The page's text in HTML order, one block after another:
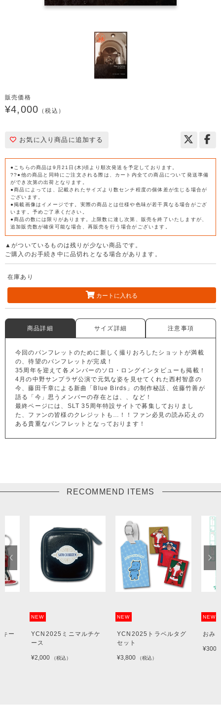
販売価格
¥4,000 （税込）
お気に入り商品に追加する
●こちらの商品は9月21日(木)頃より順次発送を予定しております。
??●他の商品と同時にご注文される際は、カート内全ての商品について発送準備
ができ次第の出荷となります。
●商品によっては、記載されたサイズより数センチ程度の個体差が生じる場合が
ございます。
●掲載画像はイメージです。実際の商品とは仕様や色味が若干異なる場合がござ
います。予めご了承ください。
●商品の数には限りがあります。上限数に達し次第、販売を終了いたしますが、
追加販売数が確保可能な場合、再販売を行う場合がございます。
▲がついているものは残りが少ない商品です。
ご購入のお手続き中に品切れとなる場合があります。
在庫あり
カートに入れる
商品詳細 サイズ詳細 注意事項
今回のパンフレットのために新しく撮りおろしたショットが満載
の、待望のパンフレットが完成！
35周年を迎えて各メンバーのソロ・ロングインタビューも掲載！
4月の中野サンプラザ公演で元気な姿を見せてくれた西村智彦の
今、藤田千章による新曲「Blue Birds」の制作秘話、佐藤竹善が
語る「今」思うメンバーの存在とは、、など！
最終ページには、SLT 35周年特設サイトで募集しておりまし
た、ファンの皆様のクレジットも…！！ファン必見の読み応えの
ある貴重なパンフレットとなっております！
RECOMMEND ITEMS
ー
NEW
YCN2025ミニマルチケ
ース
¥2,000 （税込）
NEW
YCN2025トラベルタグ
セット
¥3,800 （税込）
NEW
おみ
¥300